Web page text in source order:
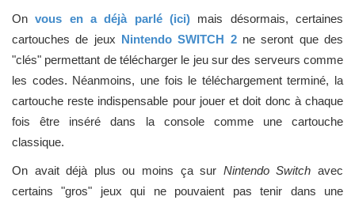
Onvous en a déjà parlé (ici) mais désormais, certaines
cartouches de jeux Nintendo SWITCH 2ne seront que des
"clés" permettant de télécharger le jeu sur des serveurs comme
les codes. Néanmoins, une fois le téléchargement terminé, la
cartouche reste indispensable pour jouer et doit donc à chaque
fois être inséré dans la console comme une cartouche
classique.
On avait déjà plus ou moins ça sur Nintendo Switchavec
certains "gros" jeux qui ne pouvaient pas tenir dans une